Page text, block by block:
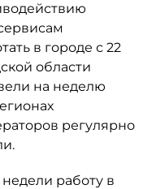
в городе с 22
области
на неделю
регулярно
работу в